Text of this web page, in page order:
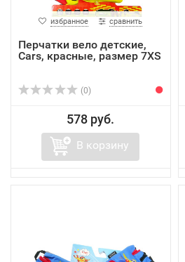
избранное сравнить
Перчатки вело детские,
Cars, красные, размер 7XS
(0)
578 руб.
В корзину